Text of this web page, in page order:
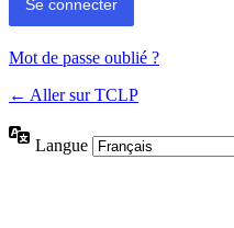
Mot de passe oublié ?
← Aller sur TCLP
Langue